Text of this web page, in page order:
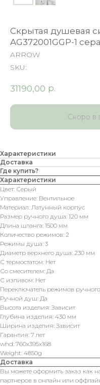
Скрытая душевая
AG372001GGP-1
ARROW
SKU:
31190,00 р.
Характеристики
Доставка
Где купить?
Характеристики
Цвет: Серый
Управление: Вентильное
Материал: Латунный корпус
Размер ручного душа: 120 мм
Длина шланга: 1500 мм
Количество режимов: 2
Режимы душа: 3
Диаметр верхнего душа: 230 мм
С термостатом: Нет
Со смесителем: Да
С изливом: Нет
Переключатель режимов
Ручной душ: Да
Высота изделия: Зависит
Глубина изделия: 430 мм
Ширина изделия: Зависит
Гарантия: 7 лет
whd: 760x395x168
Weight: 4850g
Доставка
Вы можете оформить заказ как
партнеров в онлайн или